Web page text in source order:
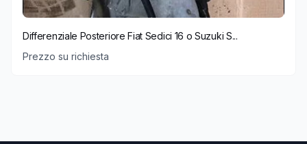
Differenziale Posteriore Fiat Sedici 16 o Suzuki S...
Prezzo su richiesta